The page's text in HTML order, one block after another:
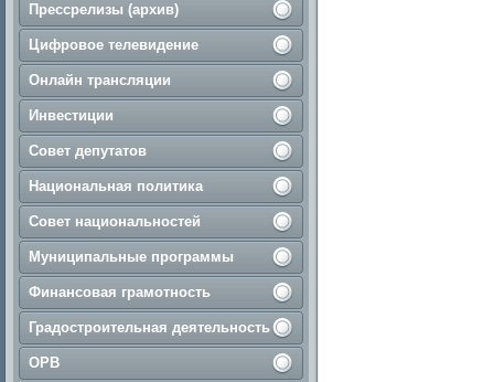
Прессрелизы (архив)
Цифровое телевидение
Онлайн трансляции
Инвестиции
Совет депутатов
Национальная политика
Совет национальностей
Муниципальные программы
Финансовая грамотность
Градостроительная деятельность
ОРВ